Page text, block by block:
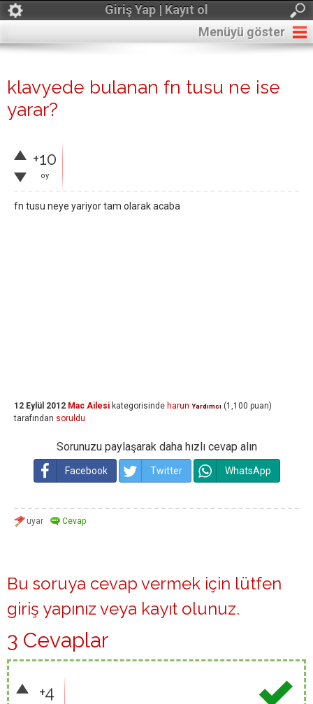
Giriş Yap | Kayıt ol
Menüyü göster
klavyede bulanan fn tusu ne ise
yarar?
+10
oy
fn tusu neye yariyor tam olarak acaba
12 Eylül 2012 Mac Ailesi kategorisinde harun Yardımcı (1,100 puan)
tarafından soruldu
Sorunuzu paylaşarak daha hızlı cevap alın
Facebook Twitter WhatsApp
Bu soruya cevap vermek için lütfen
giriş yapınız veya kayıt olunuz.
3 Cevaplar
+4